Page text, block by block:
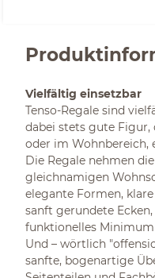
Vielfältig einsetzbar
Tenso-Regale sind
dabei stets gute Figur,
oder im Wohnbereich,
Die Regale nehmen
gleichnamigen
elegante Formen,
sanft gerundete
funktionelles
Und – wörtlich
sanfte, bogenartige